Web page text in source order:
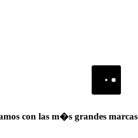
con las m�s grandes marcas